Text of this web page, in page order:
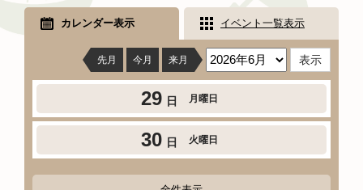
カレンダー表示 イベント一覧表示
先月 今月 来月
29 日 月曜日
30 日 火曜日